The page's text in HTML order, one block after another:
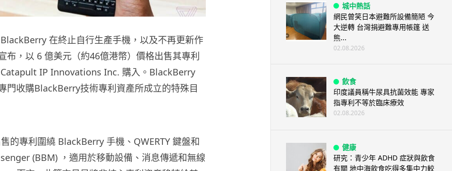
在終止自行生產手機，以及不再更新作
布，以 6 億美元（約46億港幣）價格出售其專利
IP Innovations Inc. 購入。BlackBerry
門收購BlackBerry技術專利資產所成立的特殊目
的專利圍繞 BlackBerry 手機、QWERTY 鍵盤和
(BBM) ，適用於移動設備、消息傳遞和無線
城中熱話
網民曾笑日本避難所設備簡陋 今
大逆轉 台灣捐避難專用帳篷 送
熊...
02.08.2026
飲食
印度議員稱牛尿具抗菌效能 專家
指專利不等於臨床療效
02.08.2026
健康
研究：青少年 ADHD 症狀與飲食
有關 地中海飲食吃得多集中力較